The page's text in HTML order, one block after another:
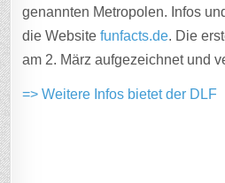
genannten Metropolen. Infos
die Websitefunfacts.de. Die
am 2. März aufgezeichnet und
=> Weitere Infos bietet der DLF